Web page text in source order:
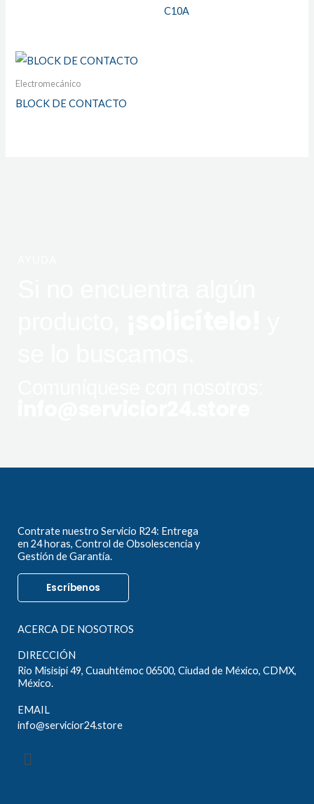
C10A
Electromecánico
BLOCK DE CONTACTO
Contrate nuestro Servicio R24: Entrega
en 24 horas, Control de Obsolescencia y
Gestión de Garantía.
Escríbenos
ACERCA DE NOSOTROS
DIRECCIÓN
Rio Misisipi 49, Cuauhtémoc 06500, Ciudad de México, CDMX,
México.
EMAIL
info@servicior24.store
Menú